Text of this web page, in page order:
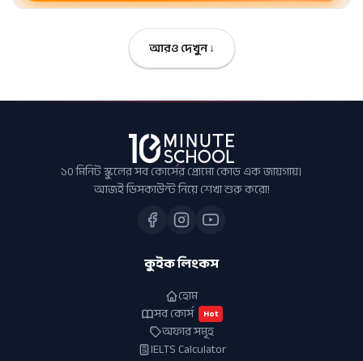
আরও দেখুন ↓
১০ মিনিট স্কুলের সব কোর্সের প্রোমো কোড এক জায়গায়।
আজই ডিসকাউন্ট নিয়ে শেখা শুরু করো!
কুইক লিংকস
হোম
সব কোর্স
Hot
অফার সমূহ
IELTS Calculator